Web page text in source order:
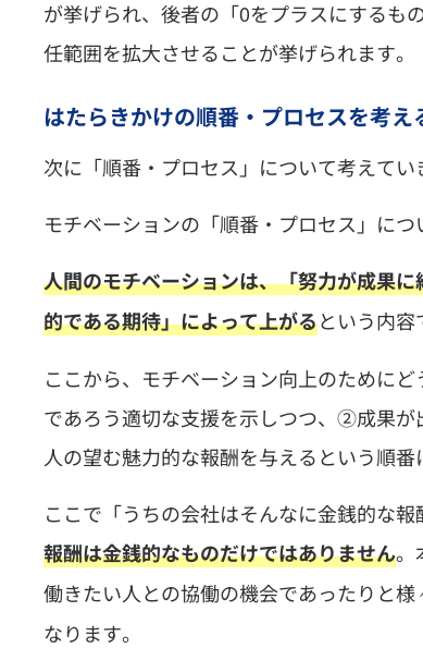
が挙げられ、後者の「0をプラスにするも
任範囲を拡大させることが挙げられます。
はたらきかけの順番・プロセスを考え
次に「順番・プロセス」について考えてい
モチベーションの「順番・プロセス」に
人間のモチベーションは、「努力が成果
的である期待」によって上がるという内容
ここから、モチベーション向上のために
であろう適切な支援を示しつつ、②成果
人の望む魅力的な報酬を与えるという順番
ここで「うちの会社はそんなに金銭的な
報酬は金銭的なものだけではありません。
働きたい人との協働の機会であったりと様
なります。